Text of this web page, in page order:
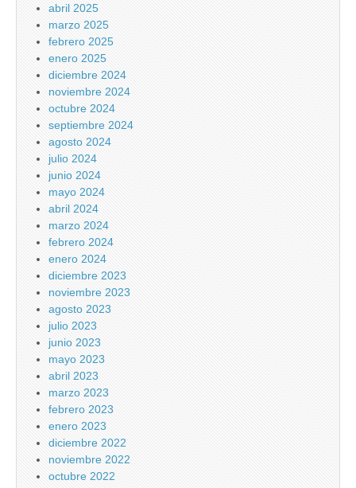
abril 2025
marzo 2025
febrero 2025
enero 2025
diciembre 2024
noviembre 2024
octubre 2024
septiembre 2024
agosto 2024
julio 2024
junio 2024
mayo 2024
abril 2024
marzo 2024
febrero 2024
enero 2024
diciembre 2023
noviembre 2023
agosto 2023
julio 2023
junio 2023
mayo 2023
abril 2023
marzo 2023
febrero 2023
enero 2023
diciembre 2022
noviembre 2022
octubre 2022